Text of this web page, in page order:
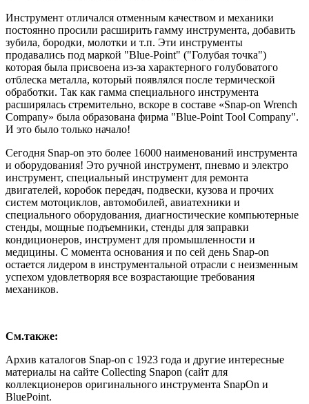
Инструмент отличался отменным качеством и механики
постоянно просили расширить гамму инструмента, добавить
зубила, бородки, молотки и т.п. Эти инструменты
продавались под маркой "Blue-Point" ("Голубая точка")
которая была присвоена из-за характерного голубоватого
отблеска металла, который появлялся после термической
обработки. Так как гамма специального инструмента
расширялась стремительно, вскоре в составе «Snap-on Wrench
Company» была образована фирма "Blue-Point Tool Company".
И это было только начало!
Сегодня Snap-on это более 16000 наименований инструмента
и оборудования! Это ручной инструмент, пневмо и электро
инструмент, специальный инструмент для ремонта
двигателей, коробок передач, подвески, кузова и прочих
систем мотоциклов, автомобилей, авиатехники и
специального оборудования, диагностические компьютерные
стенды, мощные подъемники, стенды для заправки
кондиционеров, инструмент для промышленности и
медицины. С момента основания и по сей день Snap-on
остается лидером в инструментальной отрасли с неизменным
успехом удовлетворяя все возрастающие требования
механиков.
См.также:
Архив каталогов Snap-on с 1923 года и другие интересные
материалы на сайте Collecting Snapon (сайт для
коллекционеров оригинального инструмента SnapOn и
BluePoint.